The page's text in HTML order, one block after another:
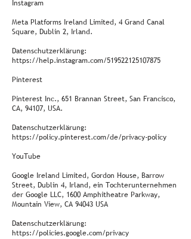
Instagram
Meta Platforms Ireland Limited, 4 Grand Canal
Square, Dublin 2, Irland.
Datenschutzerklärung:
https://help.instagram.com/519522125107875
Pinterest
Pinterest Inc., 651 Brannan Street, San Francisco,
CA, 94107, USA.
Datenschutzerklärung:
https://policy.pinterest.com/de/privacy-policy
YouTube
Google Ireland Limited, Gordon House, Barrow
Street, Dublin 4, Irland, ein Tochterunternehmen
der Google LLC, 1600 Amphitheatre Parkway,
Mountain View, CA 94043 USA
Datenschutzerklärung:
https://policies.google.com/privacy